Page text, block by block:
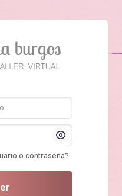
Mostrar/
o contraseña?